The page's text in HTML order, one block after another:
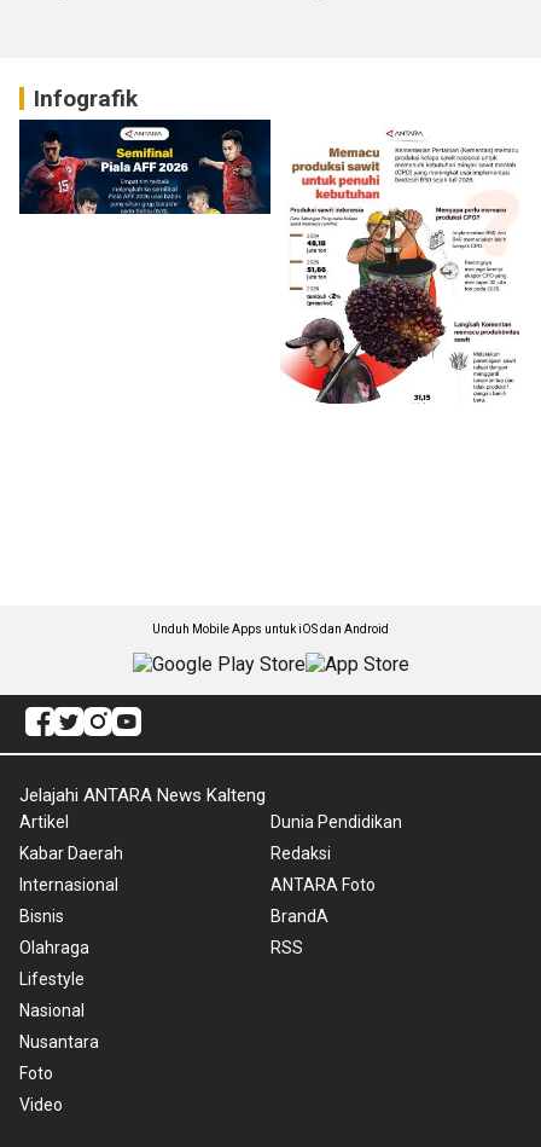
Infografik
Unduh Mobile Apps untuk iOS dan Android
Jelajahi ANTARA News Kalteng
Artikel
Kabar Daerah
Internasional
Bisnis
Olahraga
Lifestyle
Nasional
Nusantara
Foto
Video
Dunia Pendidikan
Redaksi
ANTARA Foto
BrandA
RSS